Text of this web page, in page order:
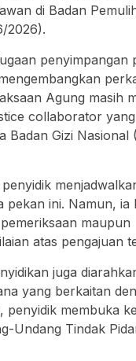
di Badan
2026).
penyimpangan
Agung masih
collaborator
Badan Gizi Nasional
pekan ini. Namun, ia
maupun
atas pengajuan
juga
yang berkaitan
penyidik membuka
Undang Tindak